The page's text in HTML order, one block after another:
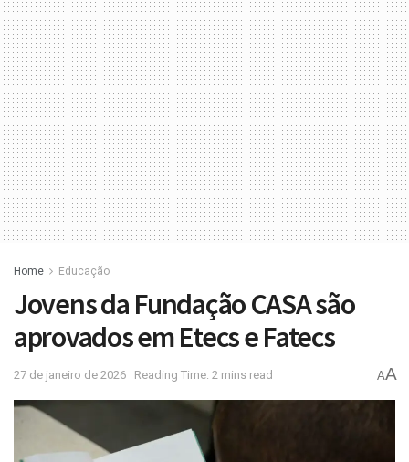
Home Educação
Jovens da Fundação CASA são
aprovados em Etecs e Fatecs
27 de janeiro de 2026 Reading Time: 2 mins read AA